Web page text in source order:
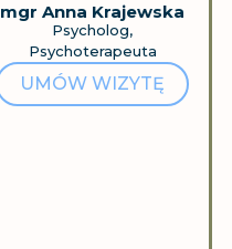
mgr Anna Krajewska
Psycholog,
Psychoterapeuta
UMÓW WIZYTĘ